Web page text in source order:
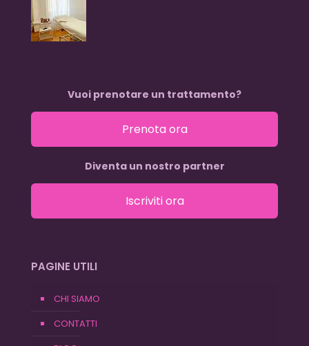
Vuoi prenotare un trattamento?
Prenota ora
Diventa un nostro partner
Iscriviti ora
PAGINE UTILI
CHI SIAMO
CONTATTI